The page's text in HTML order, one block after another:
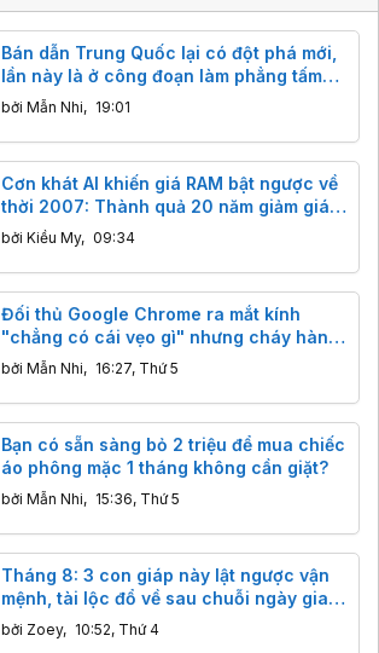
Bán dẫn Trung Quốc lại có đột phá mới,
lần này là ở công đoạn làm phẳng tấm
wafer
bởi Mẫn Nhi, 19:01
Cơn khát AI khiến giá RAM bật ngược về
thời 2007: Thành quả 20 năm giảm giá
"bốc hơi" chỉ sau vài tháng
bởi Kiều My, 09:34
Đối thủ Google Chrome ra mắt kính
"chẳng có cái vẹo gì" nhưng cháy hàng
ngay lập tức
bởi Mẫn Nhi, 16:27, Thứ 5
Bạn có sẵn sàng bỏ 2 triệu để mua chiếc
áo phông mặc 1 tháng không cần giặt?
bởi Mẫn Nhi, 15:36, Thứ 5
Tháng 8: 3 con giáp này lật ngược vận
mệnh, tài lộc đổ về sau chuỗi ngày gian
nan.
bởi Zoey, 10:52, Thứ 4